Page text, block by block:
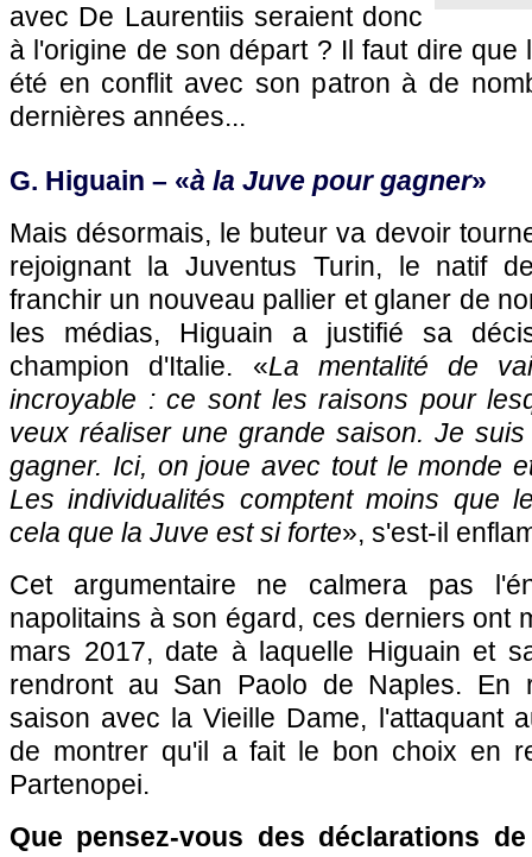
avec De Laurentiis seraient donc
à l'origine de son départ ? Il faut dire que
été en conflit avec son patron à de
dernières années...
G. Higuain – «à la Juve pour gagner»
Mais désormais, le buteur va devoir
rejoignant la Juventus Turin, le natif
franchir un nouveau pallier et glaner de
les médias, Higuain a justifié sa
champion d'Italie. «La mentalité de
incroyable : ce sont les raisons pour
veux réaliser une grande saison. Je
gagner. Ici, on joue avec tout le monde
Les individualités comptent moins que
cela que la Juve est si forte», s'est-il
Cet argumentaire ne calmera pas
napolitains à son égard, ces derniers ont
mars 2017, date à laquelle Higuain et
rendront au San Paolo de Naples. En
saison avec la Vieille Dame, l'attaquant
de montrer qu'il a fait le bon choix en
Partenopei.
Que pensez-vous des déclarations